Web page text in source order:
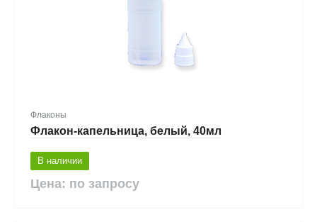
Флаконы
Флакон-капельница, белый, 40мл
В наличии
Цена: по запросу